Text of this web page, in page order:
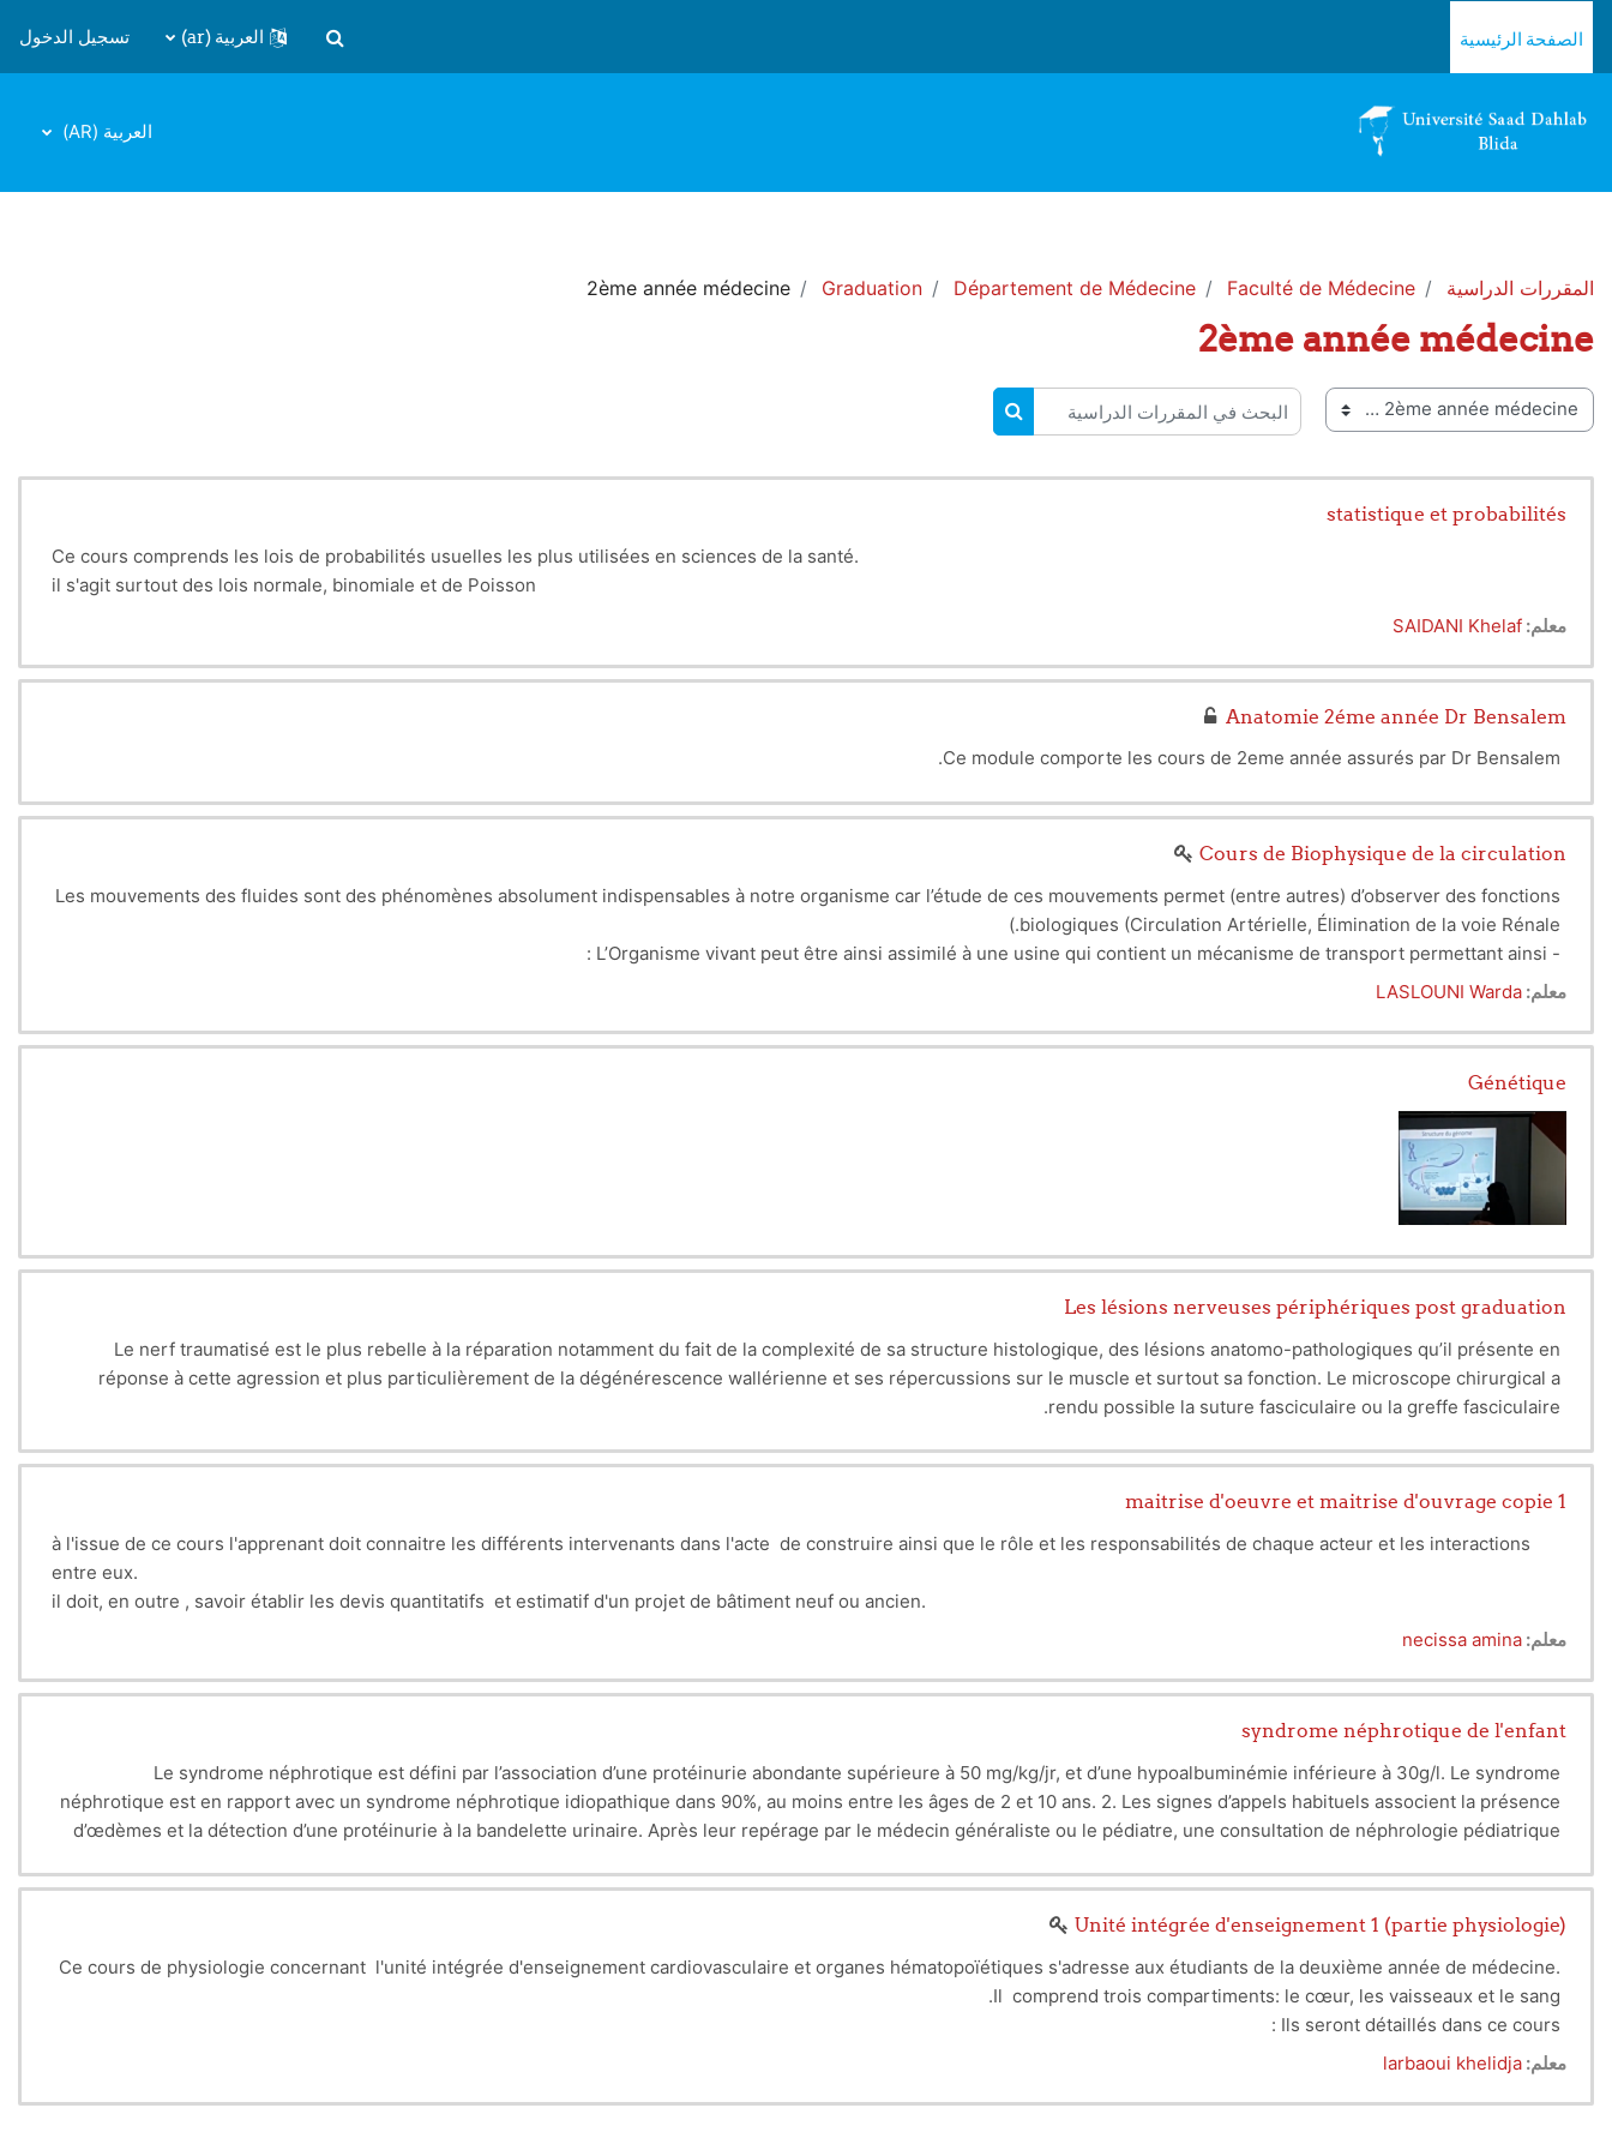
الصفحة الرئيسية
تبديل إدخال البحث
العربية ‎(ar)‎ تسجيل الدخول
العربية ‎(AR)‎
المقررات الدراسية Faculté de Médecine
Département de Médecine
Graduation
2ème année médecine
2ème année médecine
المقررات
البحث في المقررات الدراسية
البحث في المقررات الدراسية
statistique et probabilités
Ce cours comprends les lois de probabilités usuelles les plus utilisées en sciences de la santé.
il s'agit surtout des lois normale, binomiale et de Poisson
معلم: SAIDANI Khelaf
Anatomie 2éme année Dr Bensalem
Ce module comporte les cours de 2eme année assurés par Dr Bensalem.
Cours de Biophysique de la circulation
Les mouvements des fluides sont des phénomènes absolument indispensables à notre organisme car l’étude de ces mouvements permet (entre autres) d’observer des fonctions
biologiques (Circulation Artérielle, Élimination de la voie Rénale.)
- L’Organisme vivant peut être ainsi assimilé à une usine qui contient un mécanisme de transport permettant ainsi :
- L’élimination des déchets.
- L’élimination des hormones.
cardiaque (le cœur) tout en appliquant les règles physiques de la Mécanique des Fluides
معلم: LASLOUNI Warda
Génétique
Les lésions nerveuses périphériques post graduation
Le nerf traumatisé est le plus rebelle à la réparation notamment du fait de la complexité de sa structure histologique, des lésions anatomo-pathologiques qu’il présente en
réponse à cette agression et plus particulièrement de la dégénérescence wallérienne et ses répercussions sur le muscle et surtout sa fonction. Le microscope chirurgical a
rendu possible la suture fasciculaire ou la greffe fasciculaire.
GANGLBERGER d’avoir codifié la base des techniques opératoires.
Cette amélioration des performances chirurgicales en a amené une autre : celle des médecins de médecine physique et de réadaptation et leurs collaborateurs :
les différentes phases de la pathologie dans l’aigu, le subaigu, en phase séquellaire en pré et post-opératoire.
maitrise d'oeuvre et maitrise d'ouvrage copie 1
à l'issue de ce cours l'apprenant doit connaitre les différents intervenants dans l'acte de construire ainsi que le rôle et les responsabilités de chaque acteur et les interactions
entre eux.
il doit, en outre , savoir établir les devis quantitatifs et estimatif d'un projet de bâtiment neuf ou ancien.
معلم: necissa amina
syndrome néphrotique de l'enfant
Le syndrome néphrotique est défini par l’association d’une protéinurie abondante supérieure à 50 mg/kg/jr, et d’une hypoalbuminémie inférieure à 30g/l. Le syndrome
néphrotique est en rapport avec un syndrome néphrotique idiopathique dans 90%, au moins entre les âges de 2 et 10 ans. 2. Les signes d’appels habituels associent la présence
d’œdèmes et la détection d’une protéinurie à la bandelette urinaire. Après leur repérage par le médecin généraliste ou le pédiatre, une consultation de néphrologie pédiatrique
ou encore dans le cas de forme familiale.
complications (antihypertenseur, hypolipémiant, anticoagulant, antibiotique), d’autre part les traitements spécifiques : corticoides, immunosuppresseurs.
Le suivi comporte : la surveillance de la protéinurie par bandelettes urinaires dans le cadre familial, deux ou trois fois par semaine, au moins une fois par semaine ensuite durant
(créatininémie, ionogramme sanguin, albuminémie, exploration d’anomalies lipidiques, protéinurie des 24 heures, créatiniurie, ECBU).
Unité intégrée d'enseignement 1 (partie physiologie)
Ce cours de physiologie concernant l'unité intégrée d'enseignement cardiovasculaire et organes hématopoïétiques s'adresse aux étudiants de la deuxième année de médecine.
Il comprend trois compartiments: le cœur, les vaisseaux et le sang.
Ils seront détaillés dans ce cours :
-
la régulation de la pression artérielle
;
معلم: larbaoui khelidja